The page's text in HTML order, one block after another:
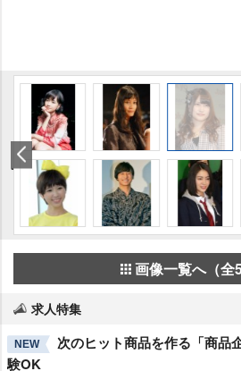
画像一覧へ（全
求人特集
NEW
次のヒット商品を作る「商品
験OK